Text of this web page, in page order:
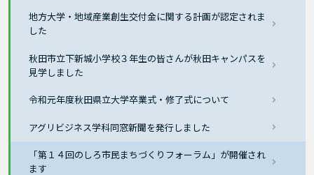
地方大学・地域産業創生交付金に関する計画が認定されま
した
秋田市立下新城小学校３年生の皆さんが秋田キャンパスを
見学しました
令和元年度秋田県立大学卒業式・修了式について
アグリビジネス学科同窓新聞を発行しました
「第１４回のしろ市民まちづくりフォーラム」が開催され
ます